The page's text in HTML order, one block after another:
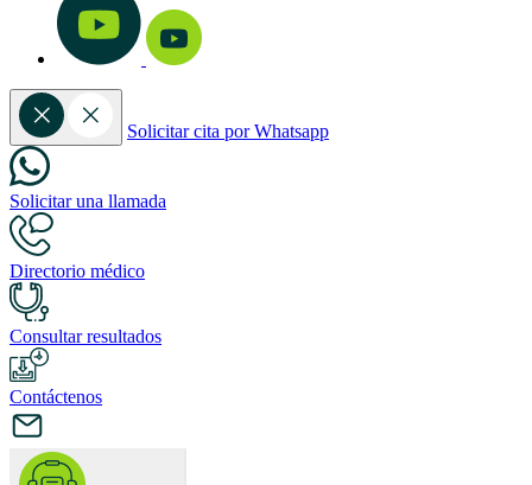
Solicitar cita por Whatsapp
Solicitar una llamada
Directorio médico
Consultar resultados
Contáctenos